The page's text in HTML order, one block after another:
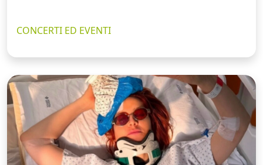
CONCERTI ED EVENTI